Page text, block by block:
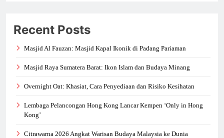
Recent Posts
Masjid Al Fauzan: Masjid Kapal Ikonik di Padang Pariaman
Masjid Raya Sumatera Barat: Ikon Islam dan Budaya Minang
Overnight Oat: Khasiat, Cara Penyediaan dan Risiko Kesihatan
Lembaga Pelancongan Hong Kong Lancar Kempen ‘Only in Hong
Kong’
Citrawarna 2026 Angkat Warisan Budaya Malaysia ke Dunia